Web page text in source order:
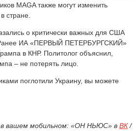
MAGA также могут изменить
стране.
о критически важных для США
Ранее ИА «ПЕРВЫЙ ПЕТЕРБУРГСКИЙ»
в КНР. Политолог объяснил,
– не потерять лицо.
поглотили Украину, вы можете
вашем мобильном: «ОН НЬЮС» в ВК/